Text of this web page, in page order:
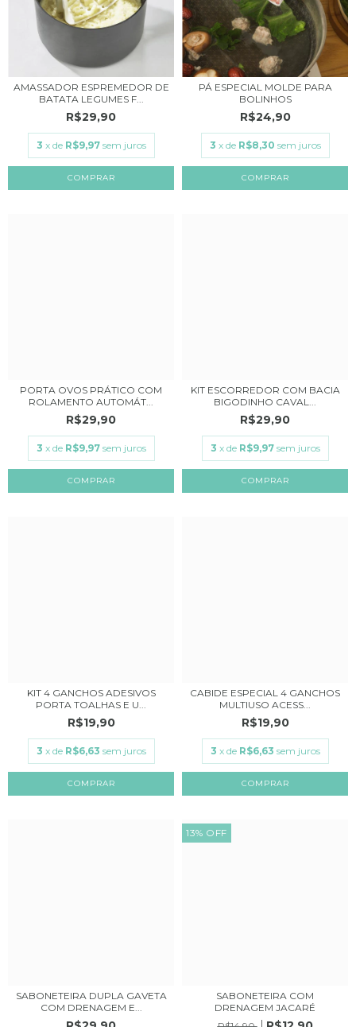
AMASSADOR ESPREMEDOR DE
BATATA LEGUMES F...
R$29,90
3 x de R$9,97 sem juros
PÁ ESPECIAL MOLDE PARA
BOLINHOS
R$24,90
3 x de R$8,30 sem juros
PORTA OVOS PRÁTICO COM
ROLAMENTO AUTOMÁT...
R$29,90
3 x de R$9,97 sem juros
KIT ESCORREDOR COM BACIA
BIGODINHO CAVAL...
R$29,90
3 x de R$9,97 sem juros
COMPRAR
KIT 4 GANCHOS ADESIVOS
PORTA TOALHAS E U...
R$19,90
3 x de R$6,63 sem juros
CABIDE ESPECIAL 4 GANCHOS
MULTIUSO ACESS...
R$19,90
3 x de R$6,63 sem juros
COMPRAR
SABONETEIRA DUPLA GAVETA
COM DRENAGEM E...
13% OFF
SABONETEIRA COM
DRENAGEM JACARÉ